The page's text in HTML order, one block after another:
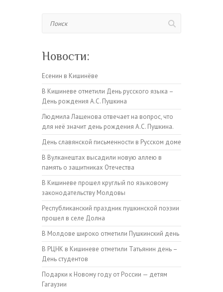
Новости:
Есенин в Кишинёве
В Кишиневе отметили День русского языка –
День рождения А.С. Пушкина
Людмила Лащенова отвечает на вопрос, что
для неё значит день рождения А.С. Пушкина.
День славянской письменности в Русском доме
В Вулканештах высадили новую аллею в
память о защитниках Отечества
В Кишиневе прошел круглый по языковому
законодательству Молдовы
Республиканский праздник пушкинской поэзии
прошел в селе Долна
В Молдове широко отметили Пушкинский день
В РЦНК в Кишиневе отметили Татьянин день –
День студентов
Подарки к Новому году от России — детям
Гагаузии